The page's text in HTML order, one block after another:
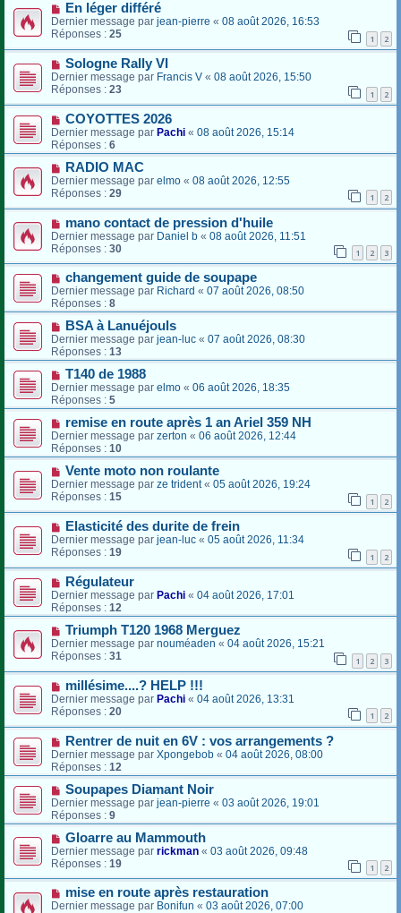
En léger différé
Dernier message par jean-pierre « 08 août 2026, 16:53
Réponses : 25 1 2
Sologne Rally VI
Dernier message par Francis V « 08 août 2026, 15:50
Réponses : 23 1 2
COYOTTES 2026
Dernier message par Pachi « 08 août 2026, 15:14
Réponses : 6
RADIO MAC
Dernier message par elmo « 08 août 2026, 12:55
Réponses : 29 1 2
mano contact de pression d'huile
Dernier message par Daniel b « 08 août 2026, 11:51
Réponses : 30 1 2 3
changement guide de soupape
Dernier message par Richard « 07 août 2026, 08:50
Réponses : 8
BSA à Lanuéjouls
Dernier message par jean-luc « 07 août 2026, 08:30
Réponses : 13
T140 de 1988
Dernier message par elmo « 06 août 2026, 18:35
Réponses : 5
remise en route après 1 an Ariel 359 NH
Dernier message par zerton « 06 août 2026, 12:44
Réponses : 10
Vente moto non roulante
Dernier message par ze trident« 05 août 2026, 19:24
Réponses : 15 1 2
Elasticité des durite de frein
Dernier message par jean-luc « 05 août 2026, 11:34
Réponses : 19 1 2
Régulateur
Dernier message par Pachi « 04 août 2026, 17:01
Réponses : 12
Triumph T120 1968 Merguez
Dernier message par nouméaden « 04 août 2026, 15:21
Réponses : 31 1 2 3
millésime....? HELP !!!
Dernier message par Pachi « 04 août 2026, 13:31
Réponses : 20 1 2
Rentrer de nuit en 6V : vos arrangements ?
Dernier message par Xpongebob « 04 août 2026, 08:00
Réponses : 12
Soupapes Diamant Noir
Dernier message par jean-pierre « 03 août 2026, 19:01
Réponses : 9
Gloarre au Mammouth
Dernier message par rickman « 03 août 2026, 09:48
Réponses : 19 1 2
mise en route après restauration
Dernier message par Bonifun « 03 août 2026, 07:00